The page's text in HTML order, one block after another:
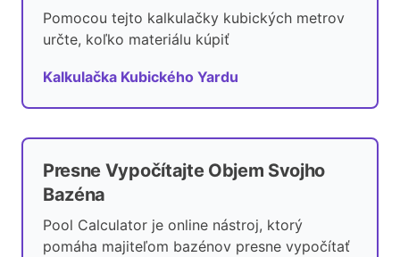
Pomocou tejto kalkulačky kubických metrov
určte, koľko materiálu kúpiť
Kalkulačka Kubického Yardu
Presne Vypočítajte Objem Svojho
Bazéna
Pool Calculator je online nástroj, ktorý
pomáha majiteľom bazénov presne vypočítať